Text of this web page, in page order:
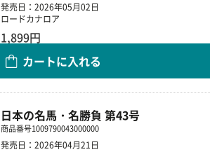
発売日：2026年05月02日
ロードカナロア
1,899円
カートに入れる
日本の名馬・名勝負 第43号
商品番号1009790043000000
発売日：2026年04月21日